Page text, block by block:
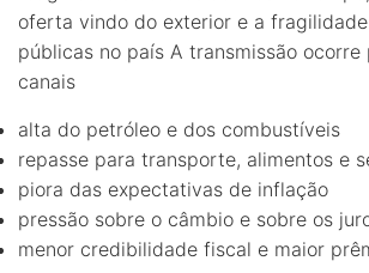
oferta vindo do exterior e a
públicas no país A transmissão ocorre
canais
alta do petróleo e dos combustíveis
repasse para transporte, alimentos e
piora das expectativas de inflação
pressão sobre o câmbio e sobre os
menor credibilidade fiscal e maior